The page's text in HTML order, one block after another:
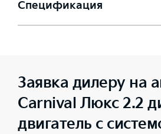
Спецификация
Заявка дилеру на
Carnival Люкс 2.2
двигатель с